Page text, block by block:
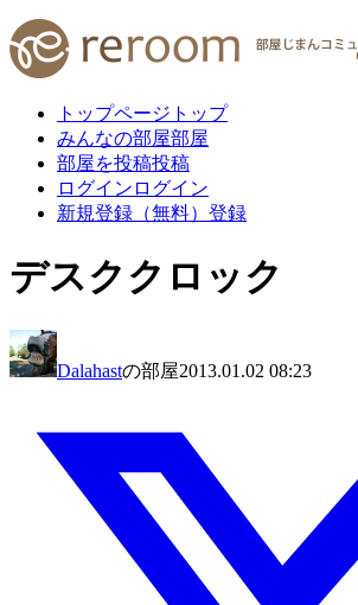
トップページ トップ
みんなの部屋部屋
部屋を投稿投稿
ログイン ログイン
新規登録（無料） 登録
デスククロック
Dalahastの部屋2013.01.02 08:23